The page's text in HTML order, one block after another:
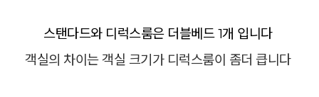
스탠다드와 디럭스룸은 더블베드 1개 입니다
객실의 차이는 객실 크기가 디럭스룸이 좀더 큽니다